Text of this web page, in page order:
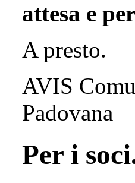
attesa e
A presto.
AVIS
Padovana
Per i